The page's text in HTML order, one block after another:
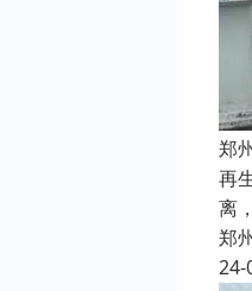
郑
再
离
郑
24-